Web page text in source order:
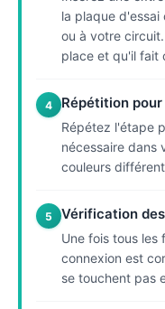
la plaque
ou à votre
place et qu'il fait
4 Répétition
Répétez l'étape
nécessaire dans
couleurs
5 Vérification
Une fois tous les
connexion est
se touchent pas